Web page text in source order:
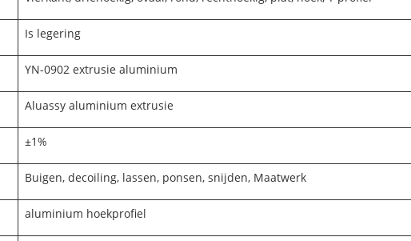
Is legering
YN-0902 extrusie aluminium
Aluassy aluminium extrusie
±1%
Buigen, decoiling, lassen, ponsen, snijden, Maatwerk
aluminium hoekprofiel